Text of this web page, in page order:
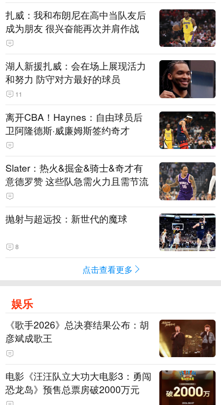
扎威：我和布朗尼在高中当队友后
成为朋友 很兴奋能再次并肩作战
湖人新援扎威：会在场上展现活力
和努力 防守对方最好的球员
11
离开CBA！Haynes：自由球员后
卫阿隆德斯·威廉姆斯签约奇才
Slater：热火&掘金&骑士&奇才有
意德罗赞 这些队急需火力且需节流
抛射与超远投：新世代的魔球
8
点击查看更多
娱乐
《歌手2026》总决赛结果公布：胡
彦斌成歌王
电影《汪汪队立大功大电影3：勇闯
恐龙岛》预售总票房破2000万元